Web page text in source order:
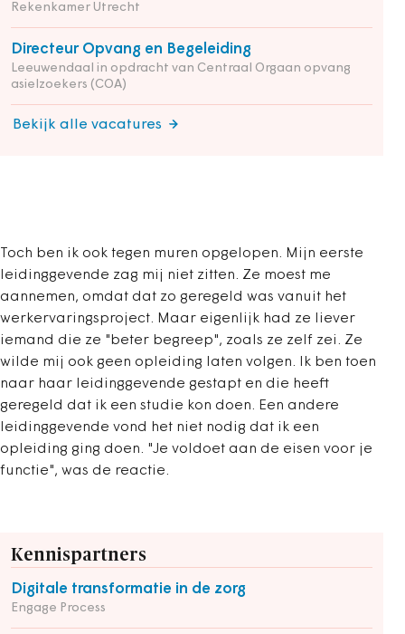
Rekenkamer Utrecht
Directeur Opvang en Begeleiding
Leeuwendaal in opdracht van Centraal Orgaan opvang
asielzoekers (COA)
Bekijk alle vacatures
Toch ben ik ook tegen muren opgelopen. Mijn eerste
leidinggevende zag mij niet zitten. Ze moest me
aannemen, omdat dat zo geregeld was vanuit het
werkervaringsproject. Maar eigenlijk had ze liever
iemand die ze "beter begreep", zoals ze zelf zei. Ze
wilde mij ook geen opleiding laten volgen. Ik ben toen
naar haar leidinggevende gestapt en die heeft
geregeld dat ik een studie kon doen. Een andere
leidinggevende vond het niet nodig dat ik een
opleiding ging doen. "Je voldoet aan de eisen voor je
functie", was de reactie.
Kennispartners
Digitale transformatie in de zorg
Engage Process